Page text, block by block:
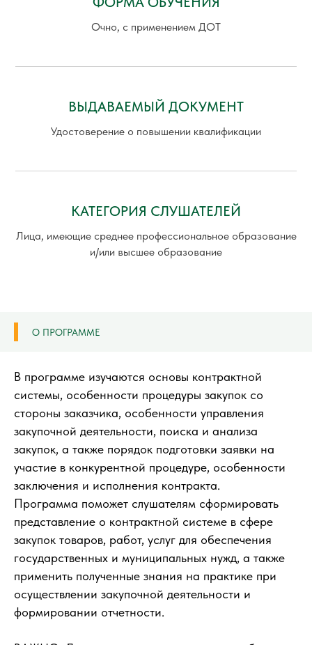
Очно, с применением ДОТ
ВЫДАВАЕМЫЙ ДОКУМЕНТ
Удостоверение о повышении квалификации
КАТЕГОРИЯ СЛУШАТЕЛЕЙ
Лица, имеющие среднее профессиональное образование
и/или высшее образование
О ПРОГРАММЕ
В программе изучаются основы контрактной
системы, особенности процедуры закупок со
стороны заказчика, особенности управления
закупочной деятельности, поиска и анализа
закупок, а также порядок подготовки заявки на
участие в конкурентной процедуре, особенности
заключения и исполнения контракта.
Программа поможет слушателям сформировать
представление о контрактной системе в сфере
закупок товаров, работ, услуг для обеспечения
государственных и муниципальных нужд, а также
применить полученные знания на практике при
осуществлении закупочной деятельности и
формировании отчетности.